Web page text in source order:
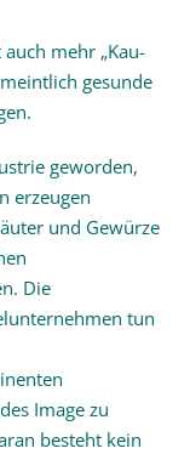
mehr „Kau-
gesunde
geworden,
erzeugen
und Gewürze
Die
tun
Image zu
besteht kein